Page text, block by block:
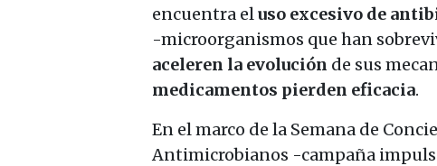
encuentra eluso excesivo de
-microorganismos que han
aceleren la evolución de sus
medicamentos pierden eficacia.
En el marco de la Semana de
Antimicrobianos -campaña